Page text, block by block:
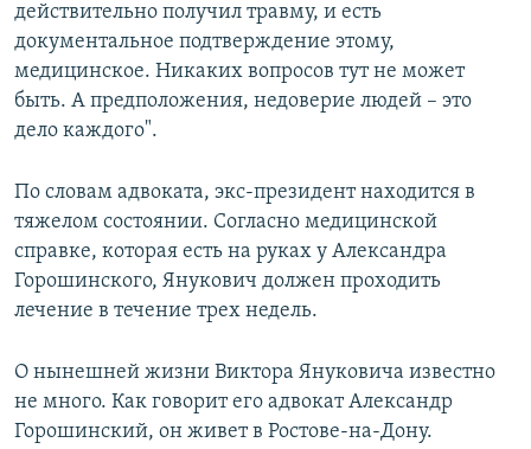
действительно получил травму, и есть
документальное подтверждение этому,
медицинское. Никаких вопросов тут не может
быть. А предположения, недоверие людей – это
дело каждого".
По словам адвоката, экс-президент находится в
тяжелом состоянии. Согласно медицинской
справке, которая есть на руках у Александра
Горошинского, Янукович должен проходить
лечение в течение трех недель.
О нынешней жизни Виктора Януковича известно
не много. Как говорит его адвокат Александр
Горошинский, он живет в Ростове-на-Дону.